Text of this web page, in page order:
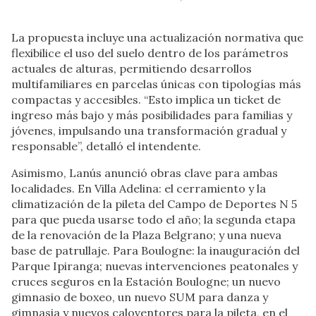
La propuesta incluye una actualización normativa que
flexibilice el uso del suelo dentro de los parámetros
actuales de alturas, permitiendo desarrollos
multifamiliares en parcelas únicas con tipologías más
compactas y accesibles. “Esto implica un ticket de
ingreso más bajo y más posibilidades para familias y
jóvenes, impulsando una transformación gradual y
responsable”, detalló el intendente.
Asimismo, Lanús anunció obras clave para ambas
localidades. En Villa Adelina: el cerramiento y la
climatización de la pileta del Campo de Deportes N 5
para que pueda usarse todo el año; la segunda etapa
de la renovación de la Plaza Belgrano; y una nueva
base de patrullaje. Para Boulogne: la inauguración del
Parque Ipiranga; nuevas intervenciones peatonales y
cruces seguros en la Estación Boulogne; un nuevo
gimnasio de boxeo, un nuevo SUM para danza y
gimnasia y nuevos caloventores para la pileta, en el